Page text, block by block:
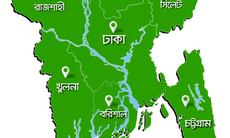
আদালত
রবিবার ● ৯ আগস্ট ২০২৬
সন্ত্রাস বিরোধী আইনের মামলায় আ. লীগ-ছাত্রলীগের ৬ জন
রবিবার ● ৯ আগস্ট ২০২৬
মালয়েশিয়ার উপ-অর্থমন্ত্রীর সঙ্গে বাংলাদেশ হাইকমিশনারের